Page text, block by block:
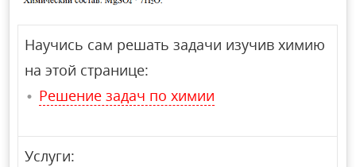
Научись сам решать задачи изучив химию
на этой странице:
Решение задач по химии
Услуги: